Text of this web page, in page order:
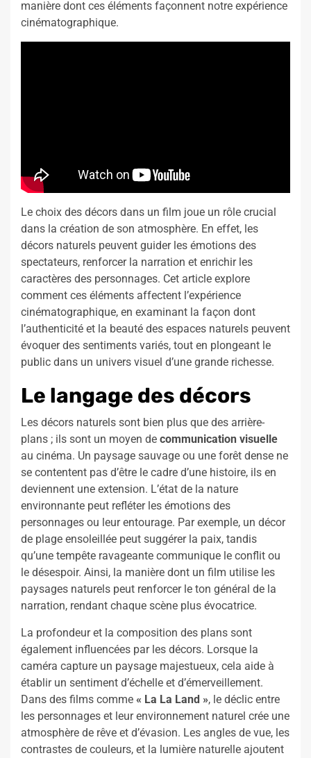
manière dont ces éléments façonnent notre expérience
cinématographique.
Le choix des décors dans un film joue un rôle crucial
dans la création de son atmosphère. En effet, les
décors naturels peuvent guider les émotions des
spectateurs, renforcer la narration et enrichir les
caractères des personnages. Cet article explore
comment ces éléments affectent l’expérience
cinématographique, en examinant la façon dont
l’authenticité et la beauté des espaces naturels peuvent
évoquer des sentiments variés, tout en plongeant le
public dans un univers visuel d’une grande richesse.
Le langage des décors
Les décors naturels sont bien plus que des arrière-
plans ; ils sont un moyen de communication visuelle
au cinéma. Un paysage sauvage ou une forêt dense ne
se contentent pas d’être le cadre d’une histoire, ils en
deviennent une extension. L’état de la nature
environnante peut refléter les émotions des
personnages ou leur entourage. Par exemple, un décor
de plage ensoleillée peut suggérer la paix, tandis
qu’une tempête ravageante communique le conflit ou
le désespoir. Ainsi, la manière dont un film utilise les
paysages naturels peut renforcer le ton général de la
narration, rendant chaque scène plus évocatrice.
La profondeur et la composition des plans sont
également influencées par les décors. Lorsque la
caméra capture un paysage majestueux, cela aide à
établir un sentiment d’échelle et d’émerveillement.
Dans des films comme « La La Land », le déclic entre
les personnages et leur environnement naturel crée une
atmosphère de rêve et d’évasion. Les angles de vue, les
contrastes de couleurs, et la lumière naturelle ajoutent